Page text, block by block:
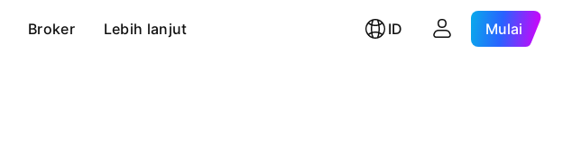
Broker Lebih lanjut ID Mulai